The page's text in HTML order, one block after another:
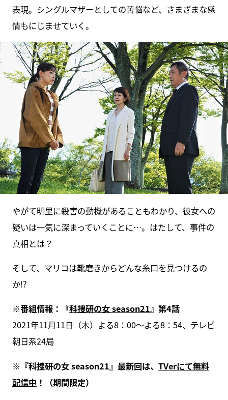
表現。シングルマザーとしての苦悩など、さまざまな感
情もにじませていく。
やがて明里に殺害の動機があることもわかり、彼女への
疑いは一気に深まっていくことに…。はたして、事件の
真相とは？
そして、マリコは靴磨きからどんな糸口を見つけるの
か!?
※番組情報：『科捜研の女 season21』第4話
2021年11月11日（木）よる8：00～よる8：54、テレビ
朝日系24局
※『科捜研の女 season21』最新回は、 TVerにて無料
配信中 ！（期間限定）